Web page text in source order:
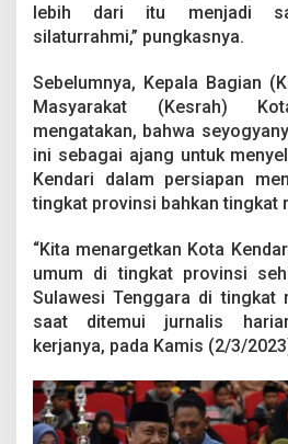
lebih dari itu menjadi
silaturrahmi,” pungkasnya.
Sebelumnya, Kepala Bagian
Masyarakat (Kesrah)
mengatakan, bahwa
ini sebagai ajang untuk
Kendari dalam persiapan
tingkat provinsi bahkan tingkat
“Kita menargetkan Kota
umum di tingkat provinsi
Sulawesi Tenggara di tingkat
saat ditemui jurnalis
kerjanya, pada Kamis (2/3/